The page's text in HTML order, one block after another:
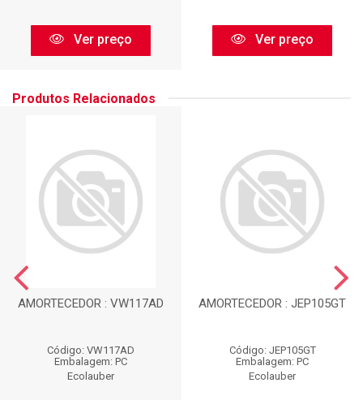
Ver preço Ver preço
Produtos Relacionados
AMORTECEDOR : VW117AD
Código: VW117AD
Embalagem: PC
Ecolauber
AMORTECEDOR : JEP105GT
Código: JEP105GT
Embalagem: PC
Ecolauber